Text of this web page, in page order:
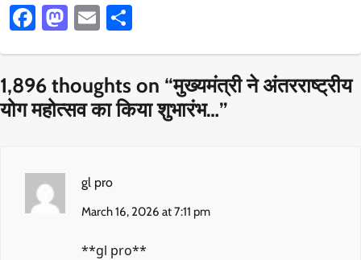
Facebook
Mastodon
Email
1,896 thoughts on “मुख्यमंत्री ने अंतरराष्ट्रीय
योग महोत्सव का किया शुभारंभ…”
gl pro
March 16, 2026 at 7:11 pm
**gl pro**